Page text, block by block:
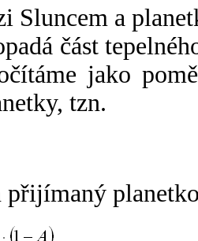
Sluncem a
část
jako
tzn.